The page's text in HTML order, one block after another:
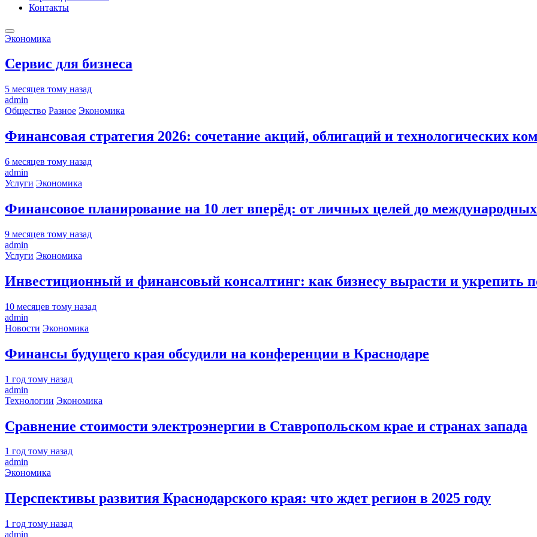
Контакты
Экономика
Сервис для бизнеса
5 месяцев тому назад
admin
Общество Разное Экономика
Финансовая стратегия 2026: сочетание акций, облигаций и технологических
6 месяцев тому назад
admin
Услуги Экономика
Финансовое планирование на 10 лет вперёд: от личных целей до
9 месяцев тому назад
admin
Услуги Экономика
Инвестиционный и финансовый консалтинг: как бизнесу вырасти и укрепить
10 месяцев тому назад
admin
Новости Экономика
Финансы будущего края обсудили на конференции в Краснодаре
1 год тому назад
admin
Технологии Экономика
Сравнение стоимости электроэнергии в Ставропольском крае и странах запада
1 год тому назад
admin
Экономика
Перспективы развития Краснодарского края: что ждет регион в 2025 году
1 год тому назад
admin